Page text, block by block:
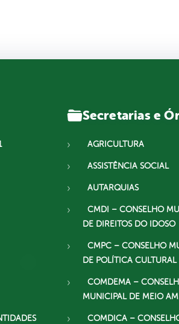
Secretarias e
AGRICULTURA
ASSISTÊNCIA SOCIAL
AUTARQUIAS
CMDI – CONSELHO
DE DIREITOS DO IDOSO
CMPC – CONSELHO
DE POLÍTICA CULTURAL
COMDEMA –
MUNICIPAL DE MEIO
COMDICA –